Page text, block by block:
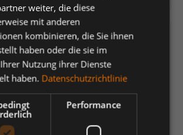
in 7 Tagen, Lieferzeit 1-3 Tage
45
weiter, die diese
mit anderen
kombinieren, die Sie ihnen
haben oder die sie im
Nutzung ihrer Dienste
haben. Datenschutzrichtlinie
Performance